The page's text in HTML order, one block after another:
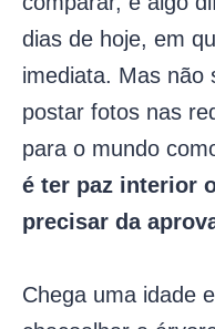
dias de hoje, em
imediata. Mas não
postar fotos nas
para o mundo
é ter paz interior
precisar da
Chega uma idade